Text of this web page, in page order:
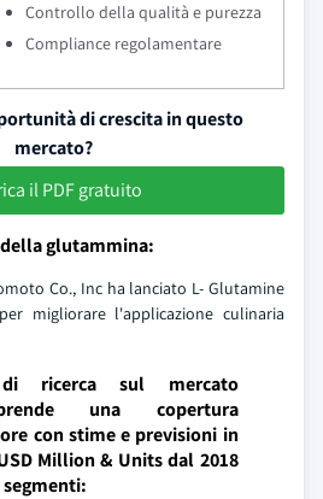
Controllo della qualità e purezza
Compliance regolamentare
di crescita in questo
mercato?
il PDF gratuito
glutammina:
Co., Inc ha lanciato L- Glutamine
migliorare l'applicazione culinaria
ricerca sul mercato
una copertura
con stime e previsioni in
Million & Units dal 2018
segmenti: